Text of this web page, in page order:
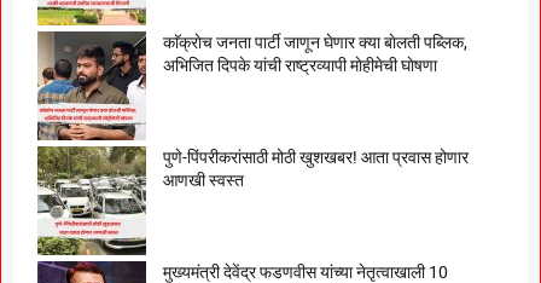
काॅक्राेच जनता पार्टी जाणून घेणार क्या बाेलती पब्लिक,
अभिजित दिपके यांची राष्ट्रव्यापी माेहीमेची घाेषणा
पुणे-पिंपरीकरांसाठी मोठी खुशखबर! आता प्रवास होणार
आणखी स्वस्त
मुख्यमंत्री देवेंद्र फडणवीस यांच्या नेतृत्वाखाली 10